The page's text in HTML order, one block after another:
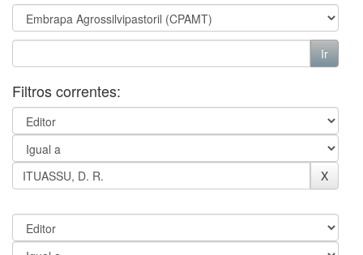
Filtros correntes: